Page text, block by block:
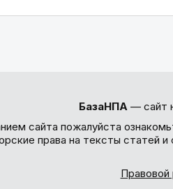
БазаНПА— сайт
сайта пожалуйста
права на тексты статей
Правовой